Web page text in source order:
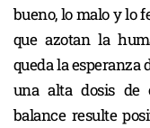
bueno, lo malo y lo
que azotan la
queda la esperanza
una alta dosis de
balance resulte